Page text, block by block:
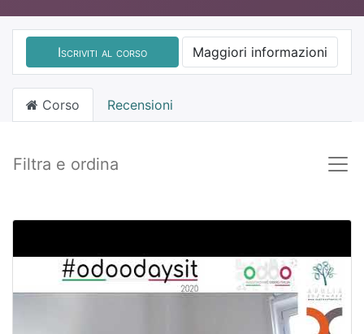
Iscriviti al corso Maggiori informazioni
Corso Recensioni
Filtra e ordina